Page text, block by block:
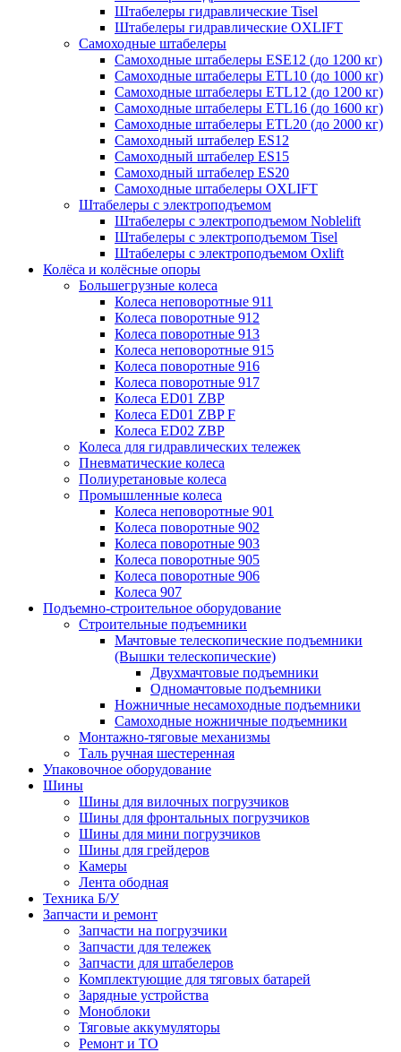
Штабелеры гидравлические Tisel
Штабелеры гидравлические OXLIFT
Самоходные штабелеры
Самоходные штабелеры ESE12 (до 1200 кг)
Самоходные штабелеры ETL10 (до 1000 кг)
Самоходные штабелеры ETL12 (до 1200 кг)
Самоходные штабелеры ETL16 (до 1600 кг)
Самоходные штабелеры ETL20 (до 2000 кг)
Самоходный штабелер ES12
Самоходный штабелер ES15
Самоходный штабелер ES20
Самоходные штабелеры OXLIFT
Штабелеры с электроподъемом
Штабелеры с электроподъемом Noblelift
Штабелеры с электроподъемом Tisel
Штабелеры с электроподъемом Oxlift
Колёса и колёсные опоры
Большегрузные колеса
Колеса неповоротные 911
Колеса поворотные 912
Колеса поворотные 913
Колеса неповоротные 915
Колеса поворотные 916
Колеса поворотные 917
Колеса ED01 ZBP
Колеса ED01 ZBP F
Колеса ED02 ZBP
Колеса для гидравлических тележек
Пневматические колеса
Полиуретановые колеса
Промышленные колеса
Колеса неповоротные 901
Колеса поворотные 902
Колеса поворотные 903
Колеса поворотные 905
Колеса поворотные 906
Колеса 907
Подъемно-строительное оборудование
Строительные подъемники
Мачтовые телескопические подъемники
(Вышки телескопические)
Двухмачтовые подъемники
Одномачтовые подъемники
Ножничные несамоходные подъемники
Самоходные ножничные подъемники
Монтажно-тяговые механизмы
Таль ручная шестеренная
Упаковочное оборудование
Шины
Шины для вилочных погрузчиков
Шины для фронтальных погрузчиков
Шины для мини погрузчиков
Шины для грейдеров
Камеры
Лента ободная
Техника Б/У
Запчасти и ремонт
Запчасти на погрузчики
Запчасти для тележек
Запчасти для штабелеров
Комплектующие для тяговых батарей
Зарядные устройства
Моноблоки
Тяговые аккумуляторы
Ремонт и ТО